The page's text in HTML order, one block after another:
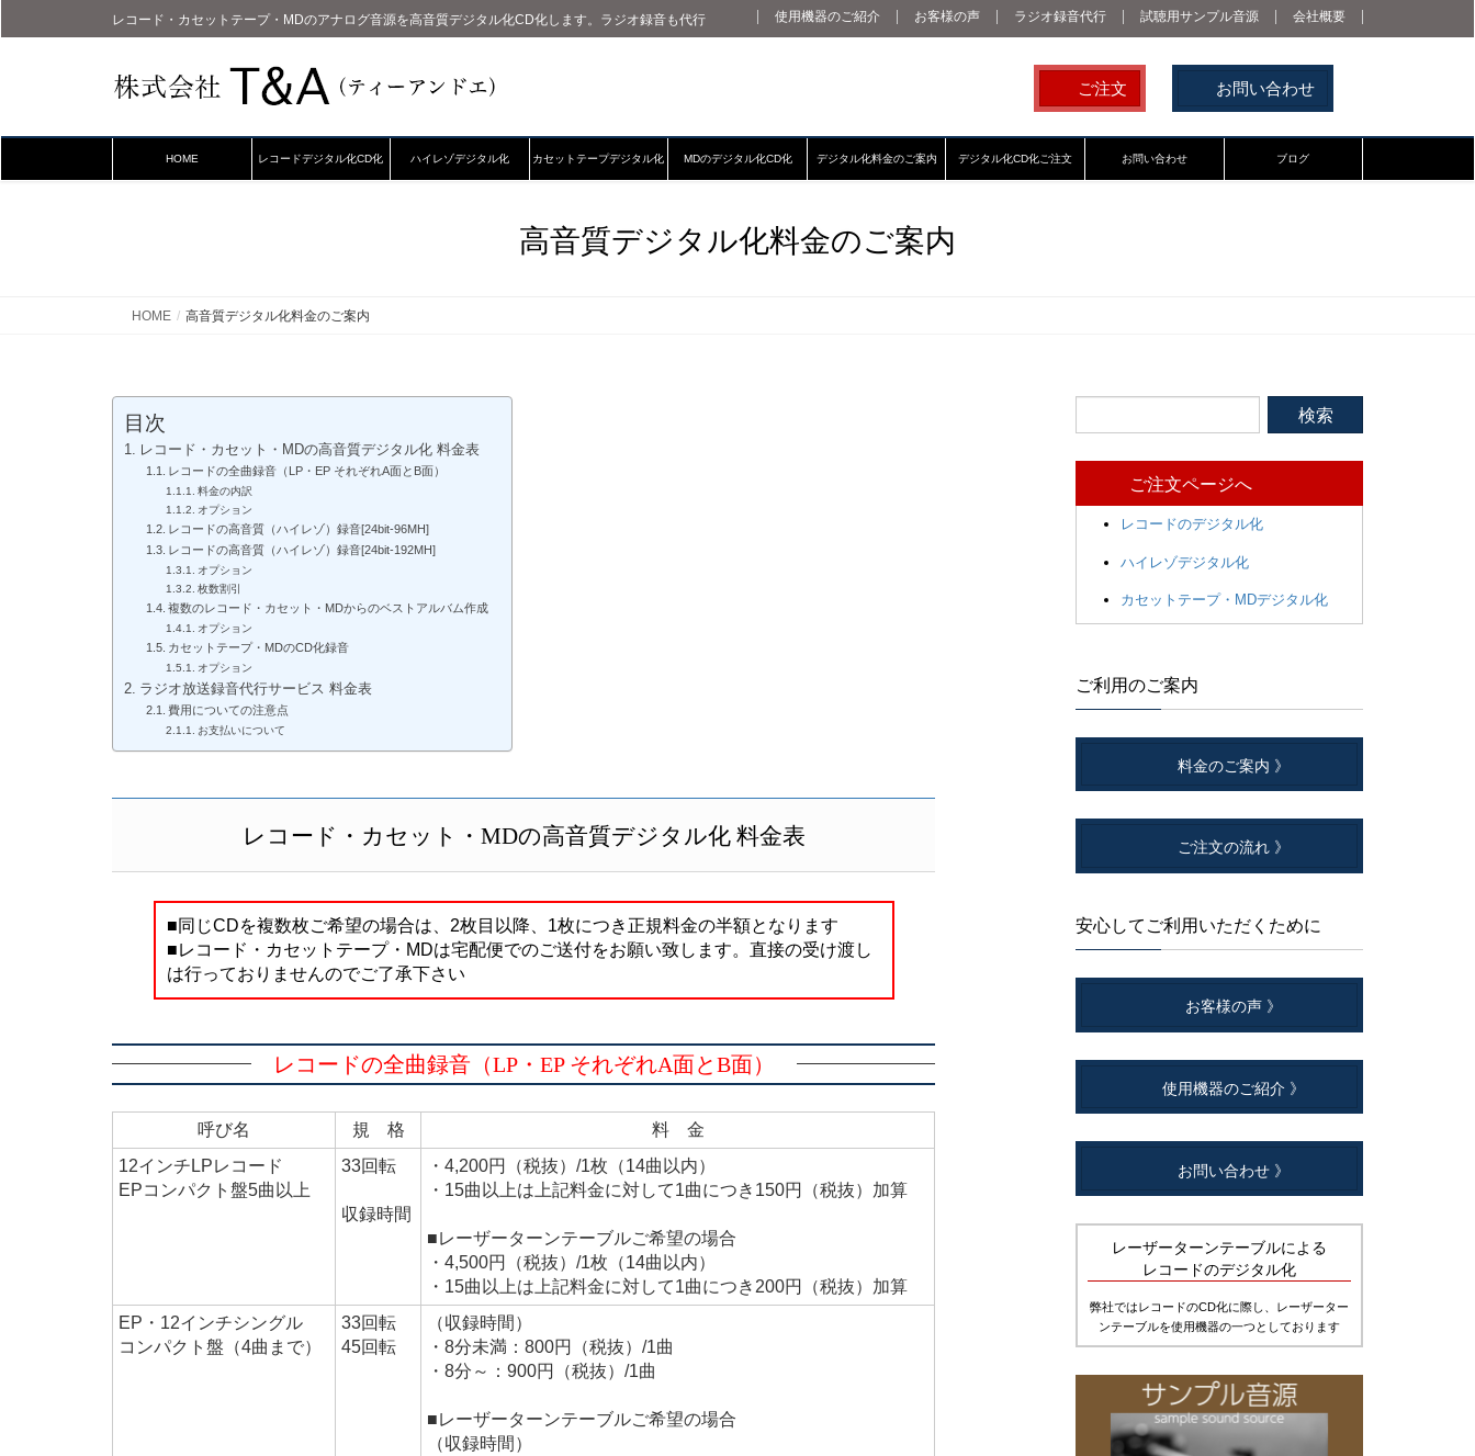
レコード・カセットテープ・MDのアナログ音源を高音質デジタル化CD化します。ラジオ録音も代行 使用機器のご紹介 お客様の声 ラジオ録音代行 試聴用サンプル音源 会社概要
ご注文 お問い合わせ
HOME レコードデジタル化CD化 ハイレゾデジタル化 カセットテープデジタル化 MDのデジタル化CD化 デジタル化料金のご案内 デジタル化CD化ご注文 お問い合わせ ブログ
高音質デジタル化料金のご案内
HOME 高音質デジタル化料金のご案内
目次
レコード・カセット・MDの高音質デジタル化 料金表
レコードの全曲録音（LP・EP それぞれA面とB面）
料金の内訳
オプション
レコードの高音質（ハイレゾ）録音[24bit-96MH]
レコードの高音質（ハイレゾ）録音[24bit-192MH]
オプション
枚数割引
複数のレコード・カセット・MDからのベストアルバム作成
オプション
カセットテープ・MDのCD化録音
オプション
ラジオ放送録音代行サービス 料金表
費用についての注意点
お支払いについて
レコード・カセット・MDの高音質デジタル化 料金表
■同じCDを複数枚ご希望の場合は、2枚目以降、1枚につき正規料金の半額となります
■レコード・カセットテープ・MDは宅配便でのご送付をお願い致します。直接の受け渡し
は行っておりませんのでご了承下さい
レコードの全曲録音（LP・EP それぞれA面とB面）
呼び名 規 格
料 金
12インチLPレコード
EPコンパクト盤5曲以上
33回転
収録時間
・4,200円（税抜）/1枚（14曲以内）
・15曲以上は上記料金に対して1曲につき150円（税抜）加算
■レーザーターンテーブルご希望の場合
・4,500円（税抜）/1枚（14曲以内）
・15曲以上は上記料金に対して1曲につき200円（税抜）加算
EP・12インチシングル
コンパクト盤（4曲まで）
33回転
45回転
（収録時間）
・8分未満：800円（税抜）/1曲
・8分～：900円（税抜）/1曲
■レーザーターンテーブルご希望の場合
（収録時間）
ご注文ページへ
レコードのデジタル化
ハイレゾデジタル化
カセットテープ・MDデジタル化
ご利用のご案内
料金のご案内 》
ご注文の流れ 》
安心してご利用いただくために
お客様の声 》
使用機器のご紹介 》
お問い合わせ 》
レーザーターンテーブルによる
レコードのデジタル化
弊社ではレコードのCD化に際し、レーザーター
ンテーブルを使用機器の一つとしております